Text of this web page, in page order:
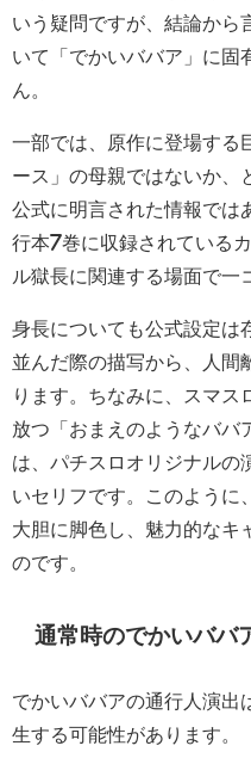
いう疑問ですが、結論から
いて「でかいババア」に固
ん。
一部では、原作に登場する
ース」の母親ではないか、
公式に明言された情報では
行本7巻に収録されている
ル獄長に関連する場面で一
身長についても公式設定は
並んだ際の描写から、人間
ります。ちなみに、スマス
放つ「おまえのようなババ
は、パチスロオリジナルの
いセリフです。このように
大胆に脚色し、魅力的なキ
のです。
通常時のでかいババ
でかいババアの通行人演出
生する可能性があります。